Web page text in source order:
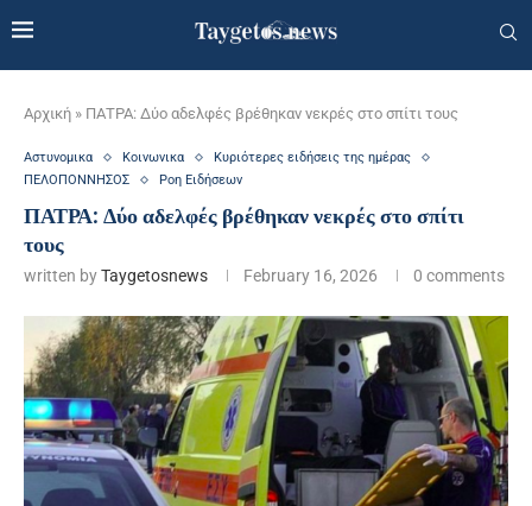
Αρχική » ΠΑΤΡΑ: Δύο αδελφές βρέθηκαν νεκρές στο σπίτι τους
Αστυνομικα Κοινωνικα
Κυριότερες ειδήσεις της ημέρας
ΠΕΛΟΠΟΝΝΗΣΟΣ
Ροη Ειδήσεων
ΠΑΤΡΑ: Δύο αδελφές βρέθηκαν νεκρές στο σπίτι
τους
written byTaygetosnews February 16, 2026 0 comments